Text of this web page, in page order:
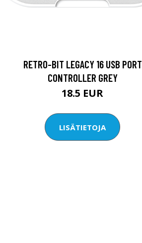
RETRO-BIT LEGACY 16 USB PORT
CONTROLLER GREY
18.5 EUR
LISÄTIETOJA